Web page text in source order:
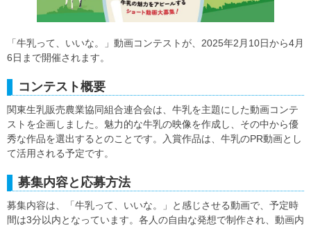
「牛乳って、いいな。」動画コンテストが、2025年2月10日から4月
6日まで開催されます。
コンテスト概要
関東生乳販売農業協同組合連合会は、牛乳を主題にした動画コンテ
ストを企画しました。魅力的な牛乳の映像を作成し、その中から優
秀な作品を選出するとのことです。入賞作品は、牛乳のPR動画とし
て活用される予定です。
募集内容と応募方法
募集内容は、「牛乳って、いいな。」と感じさせる動画で、予定時
間は3分以内となっています。各人の自由な発想で制作され、動画内